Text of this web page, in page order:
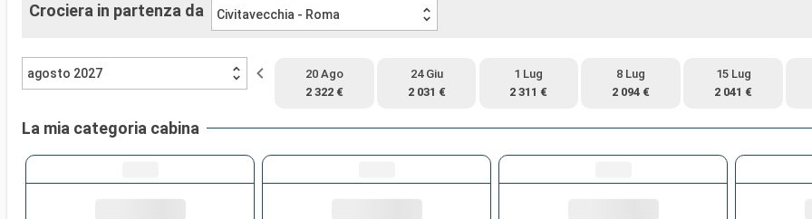
Crociera in partenza da Civitavecchia - Roma
agosto 2027
20 Ago
2 322 €
24 Giu
2 031 €
1 Lug
2 311 €
8 Lug
2 094 €
15 Lug
2 041 €
La mia categoria cabina